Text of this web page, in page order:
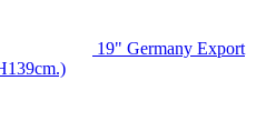
19" Germany Export